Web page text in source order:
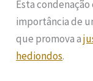
Esta
importância de
que promova a
hediondos.